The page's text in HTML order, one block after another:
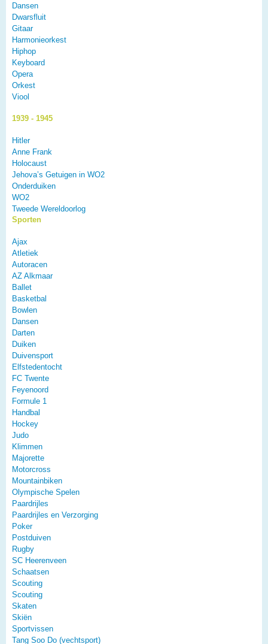
Dansen
Dwarsfluit
Gitaar
Harmonieorkest
Hiphop
Keyboard
Opera
Orkest
Viool
1939 - 1945
Hitler
Anne Frank
Holocaust
Jehova’s Getuigen in WO2
Onderduiken
WO2
Tweede Wereldoorlog
Sporten
Ajax
Atletiek
Autoracen
AZ Alkmaar
Ballet
Basketbal
Bowlen
Dansen
Darten
Duiken
Duivensport
Elfstedentocht
FC Twente
Feyenoord
Formule 1
Handbal
Hockey
Judo
Klimmen
Majorette
Motorcross
Mountainbiken
Olympische Spelen
Paardrijles
Paardrijles en Verzorging
Poker
Postduiven
Rugby
SC Heerenveen
Schaatsen
Scouting
Scouting
Skaten
Skiën
Sportvissen
Tang Soo Do (vechtsport)